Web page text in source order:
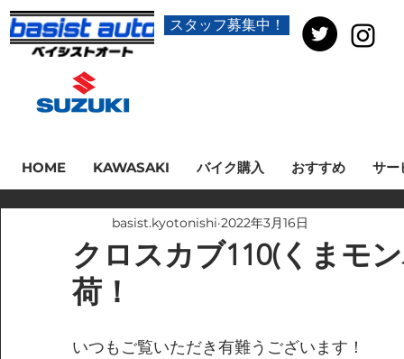
スタッフ募集中！
HOME KAWASAKI バイク購入 おすすめ サー
クロスカブ110(くまモ
荷！
basist.kyotonishi 2022年3月16日
いつもご覧いただき有難うございます！